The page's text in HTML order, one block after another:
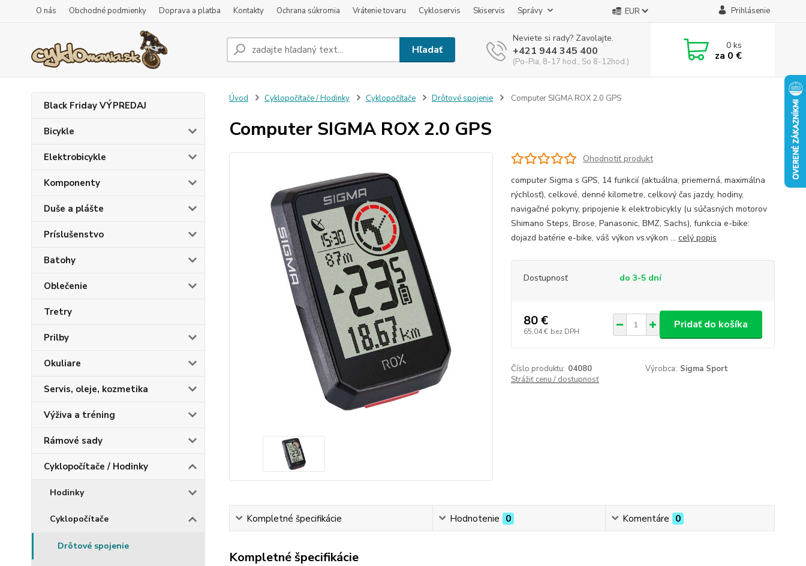
O nás Obchodné podmienky Doprava a platba Kontakty Ochrana súkromia Vrátenie tovaru Cykloservis Skiservis Správy EUR Prihlásenie
Hľadať
Neviete si rady? Zavolajte.
+421 944 345 400
(Po-Pia, 8-17 hod., So 8-12hod.)
0ks
za 0 €
Black Friday VÝPREDAJ
Bicykle
Elektrobicykle
Komponenty
Duše a plášte
Príslušenstvo
Batohy
Oblečenie
Tretry
Prilby
Okuliare
Servis, oleje, kozmetika
Výživa a tréning
Rámové sady
Cyklopočítače / Hodinky
Hodinky
Cyklopočítače
Drôtové spojenie
Úvod Cyklopočítače / Hodinky Cyklopočítače Drôtové spojenie Computer SIGMA ROX 2.0 GPS
Computer SIGMA ROX 2.0 GPS
Ohodnotiť produkt
computer Sigma s GPS, 14 funkcií (aktuálna, priemerná, maximálna
rýchlosť), celkové, denné kilometre, celkový čas jazdy, hodiny,
navigačné pokyny, pripojenie k elektrobicykly (u súčasných motorov
Shimano Steps, Brose, Panasonic, BMZ, Sachs), funkcia e-bike:
dojazd batérie e-bike, váš výkon vs.výkon ... celý popis
Dostupnosť do 3-5 dní
80 €
65,04 € bez DPH
Pridať do košíka
Číslo produktu: 04080 Výrobca: Sigma Sport
Strážiť cenu / dostupnosť
Kompletné špecifikácie Hodnotenie 0 Komentáre 0
Kompletné špecifikácie